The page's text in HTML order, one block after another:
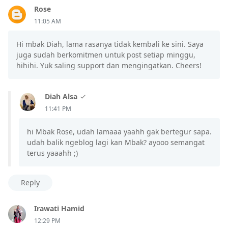
Rose
11:05 AM
Hi mbak Diah, lama rasanya tidak kembali ke sini. Saya
juga sudah berkomitmen untuk post setiap minggu,
hihihi. Yuk saling support dan mengingatkan. Cheers!
Diah Alsa
11:41 PM
hi Mbak Rose, udah lamaaa yaahh gak bertegur sapa.
udah balik ngeblog lagi kan Mbak? ayooo semangat
terus yaaahh ;)
Reply
Irawati Hamid
12:29 PM